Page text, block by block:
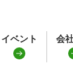
イベント 会